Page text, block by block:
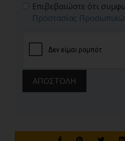
Επιβεβαιώστε ότι
Προστασίας
ΑΠΟΣΤΟΛΗ